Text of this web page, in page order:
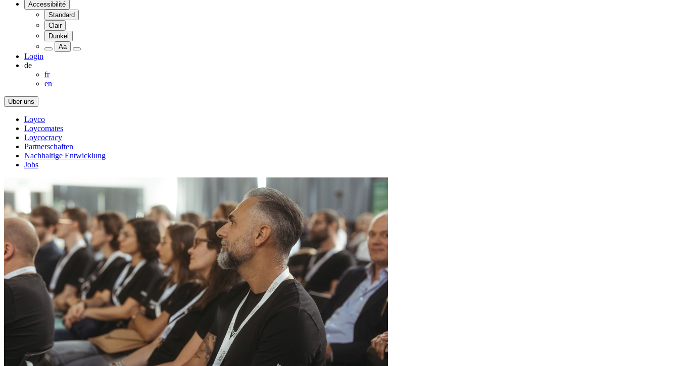
Accessibilité
Standard
Clair
Dunkel
Aa
Login
de
fr
en
Über uns
Loyco
Loycomates
Loycocracy
Partnerschaften
Nachhaltige Entwicklung
Jobs